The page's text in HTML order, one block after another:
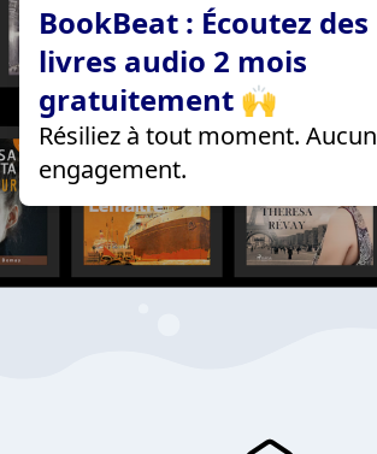
BookBeat : Écoutez des
livres audio 2 mois
gratuitement 🙌
Résiliez à tout moment. Aucun
engagement.